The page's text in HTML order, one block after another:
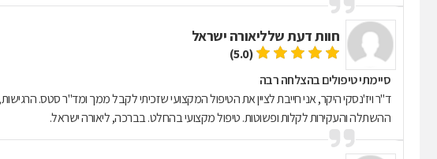
חוות דעת שלליאורה ישראל
(5.0)
סיימתי טיפולים בהצלחה רבה
ד"ר ויז'נסקי היקר, אני חייבת לציין את הטיפול המקצועי שזכיתי לקבל ממך ומד"ר סטס.
ההשתלה והעקירות לקלות ופשוטות. טיפול מקצועי בהחלט. בברכה, ליאורה ישראל.